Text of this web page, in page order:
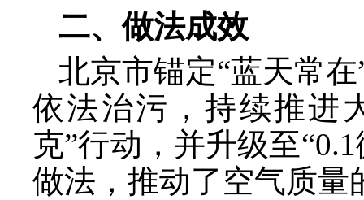
二、做法成效
北京市锚定“蓝天常
依法治污，持续推进
克”行动，并升级至
做法，推动了空气质量